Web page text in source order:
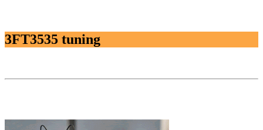
3FT3535 tuning